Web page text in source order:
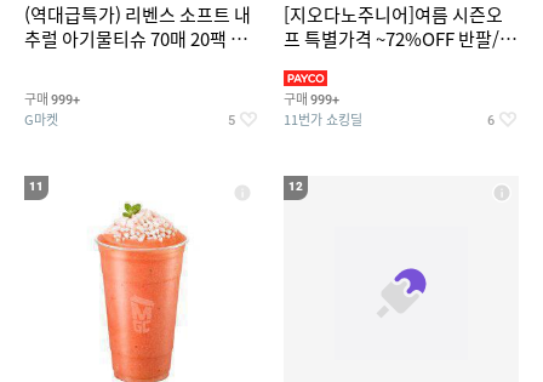
(역대급특가) 리벤스 소프트 내
추럴 아기물티슈 70매 20팩 캡
구매 999+
G마켓 5
[지오다노주니어]여름 시즌오
프 특별가격 ~72%OFF 반팔/반
구매 999+
11번가 쇼킹딜 6
11 12